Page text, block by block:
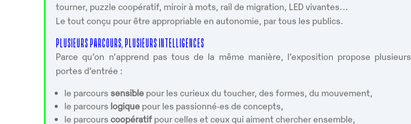
tourner, puzzle coopératif, miroir à mots, rail de migration, LED vivantes…
Le tout conçu pour être appropriable en autonomie, par tous les publics.
PLUSIEURS PARCOURS, PLUSIEURS INTELLIGENCES
Parce qu’on n’apprend pas tous de la même manière, l’exposition propose plusieurs
portes d’entrée :
le parcours sensible pour les curieux du toucher, des formes, du mouvement,
le parcours logique pour les passionné·es de concepts,
le parcourscoopératif pour celles et ceux qui aiment chercher ensemble,